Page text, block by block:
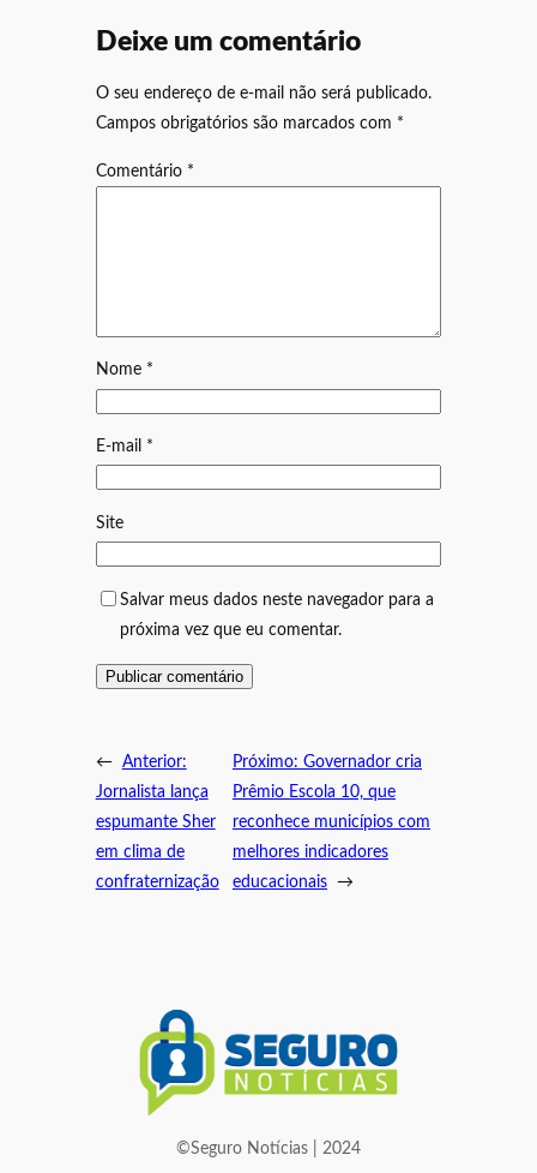
Deixe um comentário
O seu endereço de e-mail não será publicado.
Campos obrigatórios são marcados com *
Comentário *
Nome *
E-mail *
Site
Salvar meus dados neste navegador para a
próxima vez que eu comentar.
← Anterior:
Jornalista lança
espumante Sher
em clima de
confraternização
Próximo: Governador cria
Prêmio Escola 10, que
reconhece municípios com
melhores indicadores
educacionais →
©Seguro Notícias | 2024